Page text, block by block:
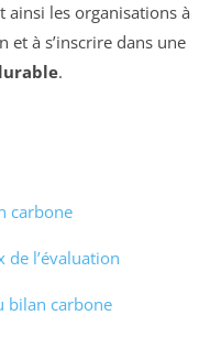
les organisations à
et à s’inscrire dans une
.
carbone
de l’évaluation
bilan carbone